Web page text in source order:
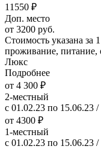
11550 ₽
Доп. место
от 3200 руб.
Стоимость указана за
проживание, питание,
Люкс
Подробнее
от 4 300 ₽
2-местный
с 01.02.23 по 15.06.23
от 4300 ₽
1-местный
с 01.02.23 по 15.06.23